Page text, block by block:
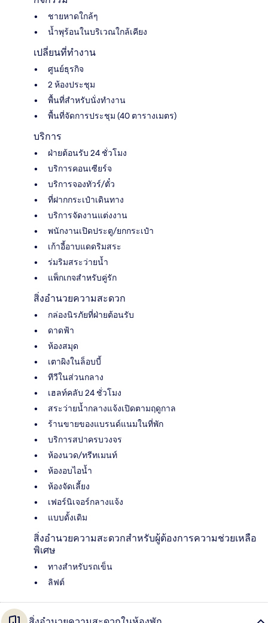
ชายหาดใกล้ๆ
น้ำพุร้อนในบริเวณใกล้เคียง
เปลี่ยนที่ทำงาน
ศูนย์ธุรกิจ
2 ห้องประชุม
พื้นที่สำหรับนั่งทำงาน
พื้นที่จัดการประชุม (40 ตารางเมตร)
บริการ
ฝ่ายต้อนรับ 24 ชั่วโมง
บริการคอนเซียร์จ
บริการจองทัวร์/ตั๋ว
ที่ฝากกระเป๋าเดินทาง
บริการจัดงานแต่งงาน
พนักงานเปิดประตู/ยกกระเป๋า
เก้าอี้อาบแดดริมสระ
ร่มริมสระว่ายน้ำ
แพ็กเกจสำหรับคู่รัก
สิ่งอำนวยความสะดวก
กล่องนิรภัยที่ฝ่ายต้อนรับ
ดาดฟ้า
ห้องสมุด
เตาผิงในล็อบบี้
ทีวีในส่วนกลาง
เฮลท์คลับ 24 ชั่วโมง
สระว่ายน้ำกลางแจ้งเปิดตามฤดูกาล
ร้านขายของแบรนด์แนมในที่พัก
บริการสปาครบวงจร
ห้องนวด/ทรีทเมนท์
ห้องอบไอน้ำ
ห้องจัดเลี้ยง
เฟอร์นิเจอร์กลางแจ้ง
แบบดั้งเดิม
สิ่งอำนวยความสะดวกสำหรับผู้ต้องการความช่วยเหลือ
พิเศษ
ทางสำหรับรถเข็น
ลิฟต์